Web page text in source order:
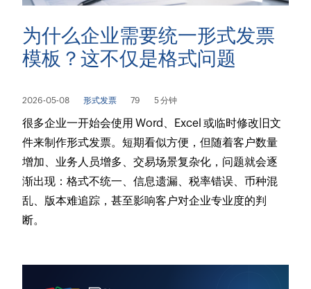
为什么企业需要统一形式发票
模板？这不仅是格式问题
2026-05-08 形式发票 79 5 分钟
很多企业一开始会使用 Word、Excel 或临时修改旧文
件来制作形式发票。短期看似方便，但随着客户数量
增加、业务人员增多、交易场景复杂化，问题就会逐
渐出现：格式不统一、信息遗漏、税率错误、币种混
乱、版本难追踪，甚至影响客户对企业专业度的判
断。